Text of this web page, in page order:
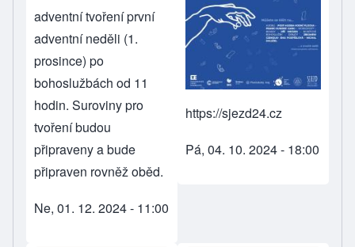
adventní tvoření první
adventní neděli (1.
prosince) po
bohoslužbách od 11
hodin. Suroviny pro
tvoření budou
připraveny a bude
připraven rovněž oběd.
Ne, 01. 12. 2024 - 11:00
https://sjezd24.cz
Pá, 04. 10. 2024 - 18:00